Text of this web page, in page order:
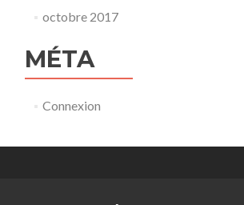
octobre 2017
MÉTA
Connexion